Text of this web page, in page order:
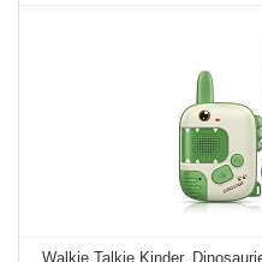
Walkie Talkie Kinder,